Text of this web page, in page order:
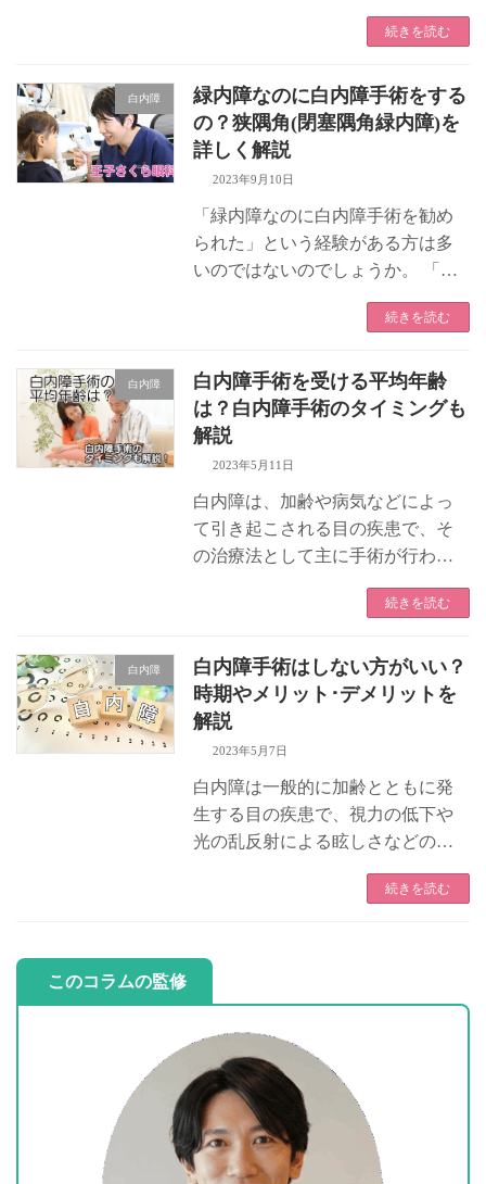
でしょうか。あるいは身内の方や
たという話を聞かれている方もお
られるか […]
続きを読む
白内障
緑内障なのに白内障手術をする
の？狭隅角(閉塞隅角緑内障)を
詳しく解説
2023年9月10日
「緑内障なのに白内障手術を勧め
られた」という経験がある方は多
いのではないのでしょうか。 「緑
病気であり、高齢になると発症す
れらの疾患は原因や症状、治療法
が異な […]
続きを読む
白内障
白内障手術を受ける平均年齢
は？白内障手術のタイミングも
解説
2023年5月11日
白内障は、加齢や病気などによっ
て引き起こされる目の疾患で、そ
の治療法として主に手術が行われ
障手術の適切な時期っていつ？」
んだろう？」と疑問を抱いている
でしょう […]
続きを読む
白内障
白内障手術はしない方がいい？
時期やメリット･デメリットを
解説
2023年5月7日
白内障は一般的に加齢とともに発
生する目の疾患で、視力の低下や
光の乱反射による眩しさなどの症
れらの症状を改善し、視力を回復
続きを読む
このコラムの監修